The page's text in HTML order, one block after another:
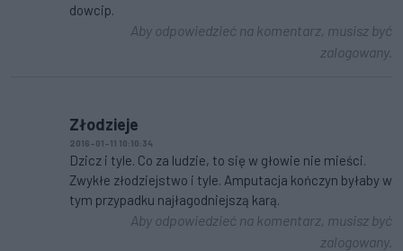
dowcip.
Aby odpowiedzieć na komentarz, musisz być
zalogowany.
Złodzieje
2016-01-11 10:10:34
Dzicz i tyle. Co za ludzie, to się w głowie nie mieści.
Zwykłe złodziejstwo i tyle. Amputacja kończyn byłaby w
tym przypadku najłagodniejszą karą.
Aby odpowiedzieć na komentarz, musisz być
zalogowany.